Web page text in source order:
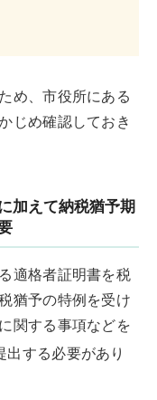
め、市役所にある
じめ確認しておき
加えて納税猶予期
適格者証明書を税
猶予の特例を受け
関する事項などを
出する必要があり